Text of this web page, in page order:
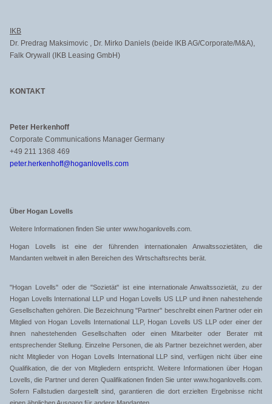
IKB
Dr. Predrag Maksimovic , Dr. Mirko Daniels (beide IKB AG/Corporate/M&A),
Falk Orywall (IKB Leasing GmbH)
KONTAKT
Peter Herkenhoff
Corporate Communications Manager Germany
+49 211 1368 469
peter.herkenhoff@hoganlovells.com
Über Hogan Lovells
Weitere Informationen finden Sie unter www.hoganlovells.com.
Hogan Lovells ist eine der führenden internationalen Anwaltssozietäten, die
Mandanten weltweit in allen Bereichen des Wirtschaftsrechts berät.
"Hogan Lovells" oder die "Sozietät" ist eine internationale Anwaltssozietät, zu der
Hogan Lovells International LLP und Hogan Lovells US LLP und ihnen nahestehende
Gesellschaften gehören. Die Bezeichnung "Partner" beschreibt einen Partner oder ein
Mitglied von Hogan Lovells International LLP, Hogan Lovells US LLP oder einer der
ihnen nahestehenden Gesellschaften oder einen Mitarbeiter oder Berater mit
entsprechender Stellung. Einzelne Personen, die als Partner bezeichnet werden, aber
nicht Mitglieder von Hogan Lovells International LLP sind, verfügen nicht über eine
Qualifikation, die der von Mitgliedern entspricht. Weitere Informationen über Hogan
Lovells, die Partner und deren Qualifikationen finden Sie unter www.hoganlovells.com.
Sofern Fallstudien dargestellt sind, garantieren die dort erzielten Ergebnisse nicht